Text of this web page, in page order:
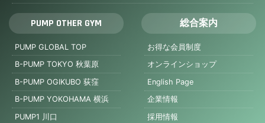
PUMP OTHER GYM
PUMP GLOBAL TOP
B-PUMP TOKYO 秋葉原
B-PUMP OGIKUBO 荻窪
B-PUMP YOKOHAMA 横浜
PUMP1 川口
総合案内
お得な会員制度
オンラインショップ
English Page
企業情報
採用情報